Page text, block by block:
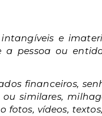
e
a pessoa ou
financeiros,
similares,
fotos, vídeos,